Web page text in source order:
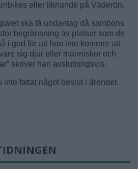
eller liknande på Väderön.
ska få undantag då sambons
begränsning av platser som de
i god för att hon inte kommer att
sig djur eller människor och
skriver han avslutningsvis.
inte fattat något beslut i ärendet.